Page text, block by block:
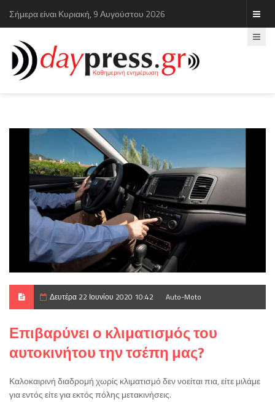
Σήμερα είναι Κυριακή, 9 Αυγούστου 2026
Δευτέρα 22 Ιουνίου 2020 10:42 Auto-Moto
Επιβαρύνει ο κλιματισμός του
αυτοκινήτου την τσέπη μας?
Καλοκαιρινή διαδρομή χωρίς κλιματισμό δεν νοείται πια, είτε μιλάμε
για εντός είτε για εκτός πόλης μετακινήσεις.